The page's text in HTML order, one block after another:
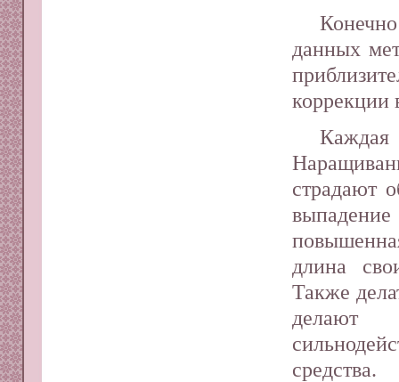
данных
коррекции
Каждая
страдают
длина
Также
делают
средства.